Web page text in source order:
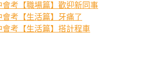
會考【職場篇】歡迎新同事
考【生活篇】牙痛了
會考【生活篇】搭計程車